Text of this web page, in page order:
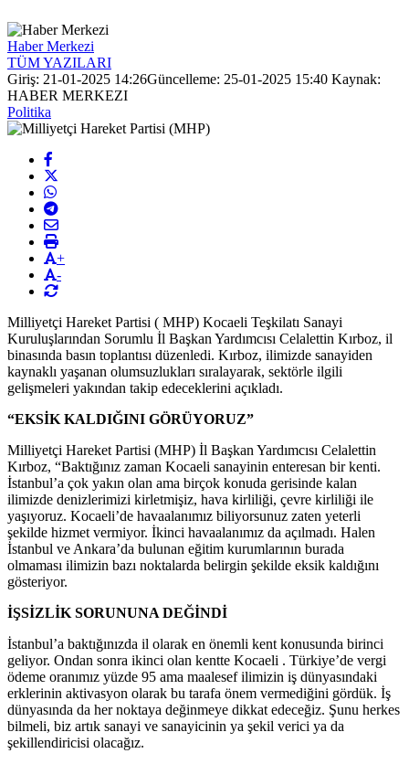
Haber Merkezi
TÜM YAZILARI
Giriş: 21-01-2025 14:26Güncelleme: 25-01-2025 15:40 Kaynak:
HABER MERKEZI
Politika
+
-
Milliyetçi Hareket Partisi ( MHP) Kocaeli Teşkilatı Sanayi
Kuruluşlarından Sorumlu İl Başkan Yardımcısı Celalettin Kırboz, il
binasında basın toplantısı düzenledi. Kırboz, ilimizde sanayiden
kaynaklı yaşanan olumsuzlukları sıralayarak, sektörle ilgili
gelişmeleri yakından takip edeceklerini açıkladı.
“EKSİK KALDIĞINI GÖRÜYORUZ”
Milliyetçi Hareket Partisi (MHP) İl Başkan Yardımcısı Celalettin
Kırboz, “Baktığınız zaman Kocaeli sanayinin enteresan bir kenti.
İstanbul’a çok yakın olan ama birçok konuda gerisinde kalan
ilimizde denizlerimizi kirletmişiz, hava kirliliği, çevre kirliliği ile
yaşıyoruz. Kocaeli’de havaalanımız biliyorsunuz zaten yeterli
şekilde hizmet vermiyor. İkinci havaalanımız da açılmadı. Halen
İstanbul ve Ankara’da bulunan eğitim kurumlarının burada
olmaması ilimizin bazı noktalarda belirgin şekilde eksik kaldığını
gösteriyor.
İŞSİZLİK SORUNUNA DEĞİNDİ
İstanbul’a baktığınızda il olarak en önemli kent konusunda birinci
geliyor. Ondan sonra ikinci olan kentte Kocaeli . Türkiye’de vergi
ödeme oranımız yüzde 95 ama maalesef ilimizin iş dünyasındaki
erklerinin aktivasyon olarak bu tarafa önem vermediğini gördük. İş
dünyasında da her noktaya değinmeye dikkat edeceğiz. Şunu herkes
bilmeli, biz artık sanayi ve sanayicinin ya şekil verici ya da
şekillendiricisi olacağız.